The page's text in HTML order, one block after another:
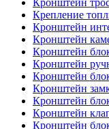
Крепление
Кронштейн
Кронштейн
Кронштейн
Кронштейн
Кронштейн
Кронштейн
Кронштейн
Кронштейн
Кронштейн